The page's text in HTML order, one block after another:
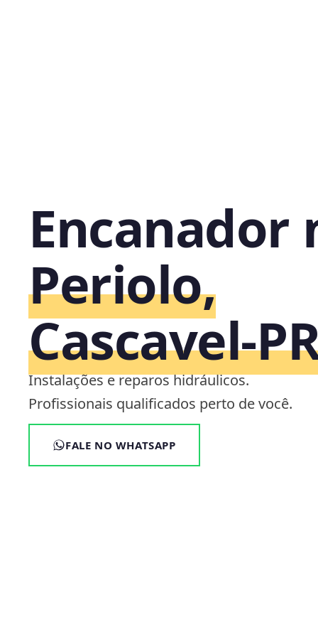
Encanador
Periolo,
Instalações e reparos hidráulicos.
Profissionais qualificados perto de você.
FALE NO WHATSAPP